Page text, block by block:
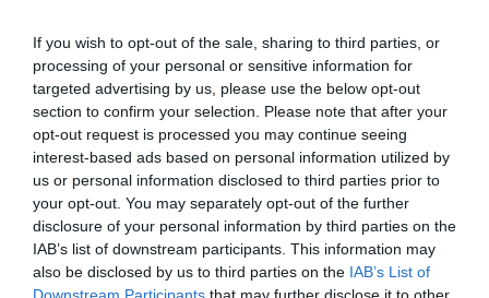
If you wish to opt-out of the sale, sharing to third parties, or
processing of your personal or sensitive information for
targeted advertising by us, please use the below opt-out
section to confirm your selection. Please note that after your
opt-out request is processed you may continue seeing
interest-based ads based on personal information utilized by
us or personal information disclosed to third parties prior to
your opt-out. You may separately opt-out of the further
disclosure of your personal information by third parties on the
IAB’s list of downstream participants. This information may
also be disclosed by us to third parties on the IAB’s List of
Downstream Participants that may further disclose it to other